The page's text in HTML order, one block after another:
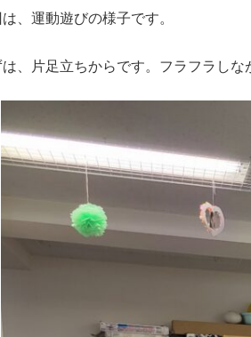
、運動遊びの様子です。
は、片足立ちからです。フラフラしな